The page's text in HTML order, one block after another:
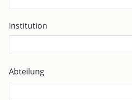
Institution
Abteilung